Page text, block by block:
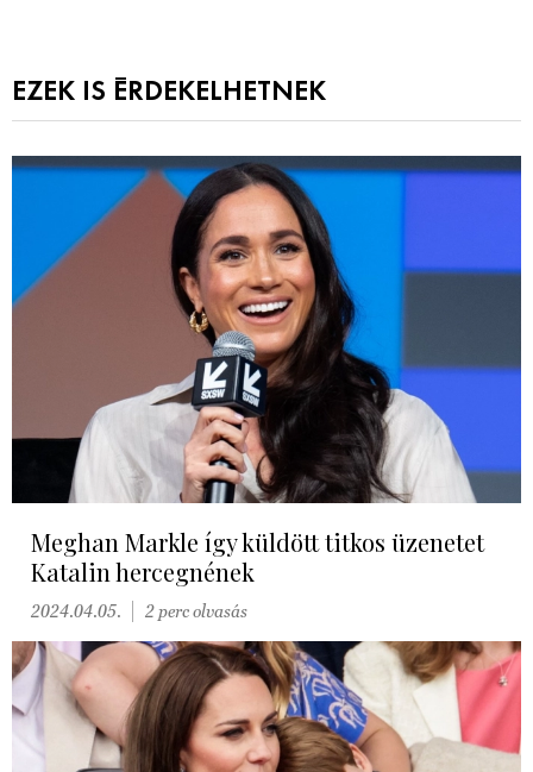
EZEK IS ÉRDEKELHETNEK
Meghan Markle így küldött titkos üzenetet
Katalin hercegnének
2024.04.05. 2 perc olvasás